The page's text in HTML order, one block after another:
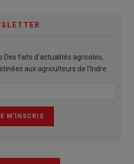
Des faits d'actualités agricoles,
aux agriculteurs de l'Indre.